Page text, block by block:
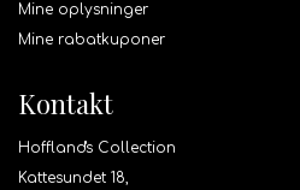
Mine oplysninger
Mine rabatkuponer
Kontakt
Hoffland's Collection
Kattesundet 18,